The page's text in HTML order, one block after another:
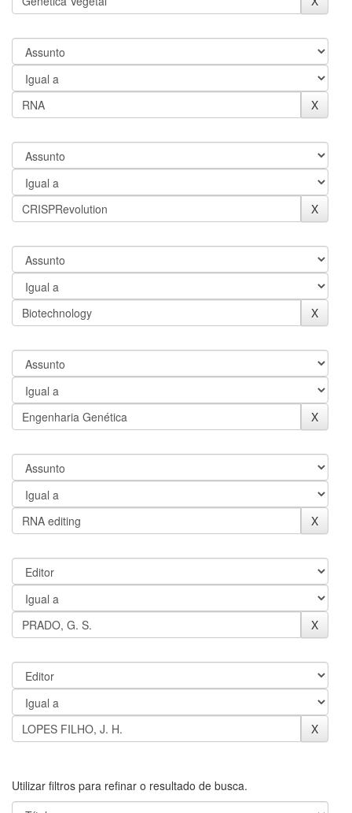
Utilizar filtros para refinar o resultado de busca.